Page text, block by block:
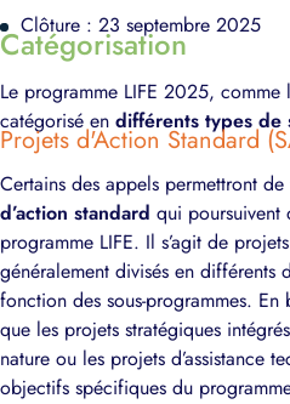
Clôture : 23 septembre 2025
Catégorisation
Le programme LIFE 2025, comme
catégorisé en différents types de
Projets d'Action Standard
Certains des appels permettront
d’action standard qui poursuivent
programme LIFE. Il s’agit de
généralement divisés en différents
fonction des sous-programmes.
que les projets stratégiques
nature ou les projets d’assistance
objectifs spécifiques du